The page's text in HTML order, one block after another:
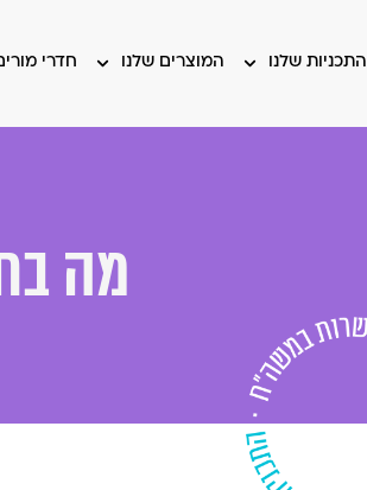
התכניות שלנו המוצרים שלנו חדרי
מה